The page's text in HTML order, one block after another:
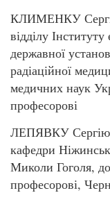
КЛИМЕНКУ Сергію
відділу
державної
радіаційної
медичних наук
професорові
ЛЕПЯВКУ Сергію
кафедри
Миколи Гоголя,
професорові,